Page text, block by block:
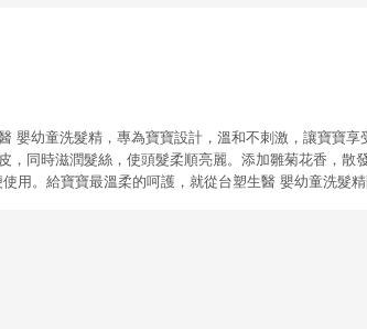
嬰幼童洗髮精，專為寶寶設計，溫和不刺激，讓寶寶享
，同時滋潤髮絲，使頭髮柔順亮麗。添加雛菊花香，散
用。給寶寶最溫柔的呵護，就從台塑生醫 嬰幼童洗髮精